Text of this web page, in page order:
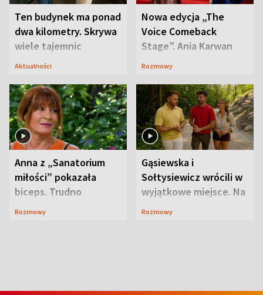
Ten budynek ma ponad
dwa kilometry. Skrywa
wiele tajemnic
Aktualności
Nowa edycja „The
Voice Comeback
Stage”. Ania Karwan
zapowiada
Rozmowy
Anna z „Sanatorium
miłości” pokazała
biceps. Trudno
uwierzyć, co przeszła
Rozmowy
Gąsiewska i
Sołtysiewicz wrócili w
wyjątkowe miejsce. Na
szlaku czekał
Rozmowy